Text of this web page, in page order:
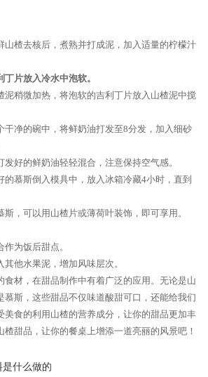
山楂去核后，煮熟并打成泥，加入适量的柠檬汁
片放入冷水中泡软。
泥稍微加热，将泡软的吉利丁片放入山楂泥中搅
干净的碗中，将鲜奶油打发至8分发，加入细砂
好的鲜奶油轻轻混合，注意保持空气感。
的慕斯倒入模具中，放入冰箱冷藏4小时，直到
，可以用山楂片或薄荷叶装饰，即可享用。
为饭后甜点。
他水果泥，增加风味层次。
食材，在甜品制作中有着广泛的应用。无论是山
慕斯，这些甜品不仅味道酸甜可口，还能给我们
美食的利用山楂的营养成分，让你的甜品更加丰
甜品，让你的餐桌上增添一道亮丽的风景吧！
是什么做的